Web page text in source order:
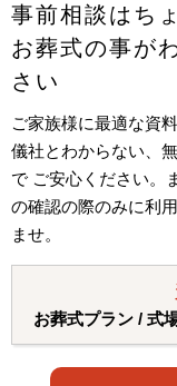
事前相談はち
お葬式の事が
さい
ご家族様に最適な資
儀社とわからない、
で ご安心ください。
の確認の際のみに利
ませ。
お葬式プラン / 式